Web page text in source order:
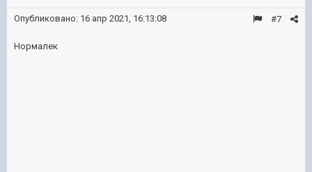
#7
Опубликовано: 16 апр 2021, 16:13:08
Нормалек